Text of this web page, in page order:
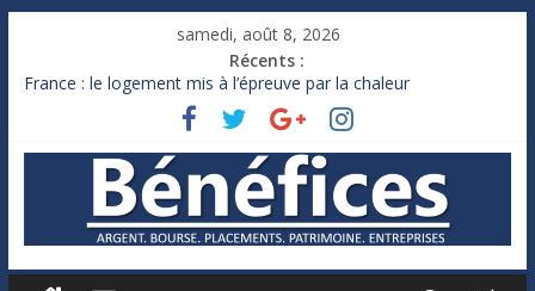
samedi, août 8, 2026
Récents :
France : le logement mis à l’épreuve par la chaleur
Des milliards de dollars de droits de douane déjà remboursés
Royaume-Uni : Andy Burnham recule sur l’impôt
Xavier Niel, le milliardaire qui ne touche presque rien
Ruée des fortunes russes vers l’étranger